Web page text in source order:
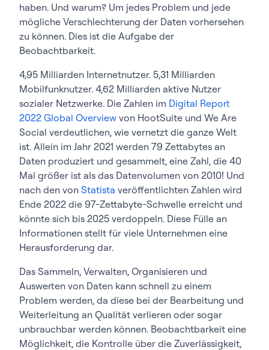
haben. Und warum? Um jedes Problem und jede
mögliche Verschlechterung der Daten vorhersehen
zu können. Dies ist die Aufgabe der
Beobachtbarkeit.
4,95 Milliarden Internetnutzer. 5,31 Milliarden
Mobilfunknutzer. 4,62 Milliarden aktive Nutzer
sozialer Netzwerke. Die Zahlen im Digital Report
2022 Global Overview von HootSuite und We Are
Social verdeutlichen, wie vernetzt die ganze Welt
ist. Allein im Jahr 2021 werden 79 Zettabytes an
Daten produziert und gesammelt, eine Zahl, die 40
Mal größer ist als das Datenvolumen von 2010! Und
nach den von Statista veröffentlichten Zahlen wird
Ende 2022 die 97-Zettabyte-Schwelle erreicht und
könnte sich bis 2025 verdoppeln. Diese Fülle an
Informationen stellt für viele Unternehmen eine
Herausforderung dar.
Das Sammeln, Verwalten, Organisieren und
Auswerten von Daten kann schnell zu einem
Problem werden, da diese bei der Bearbeitung und
Weiterleitung an Qualität verlieren oder sogar
unbrauchbar werden können. Beobachtbarkeit eine
Möglichkeit, die Kontrolle über die Zuverlässigkeit,